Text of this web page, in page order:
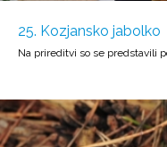
25. Kozjansko jabolko
Na prireditvi so se predstavili